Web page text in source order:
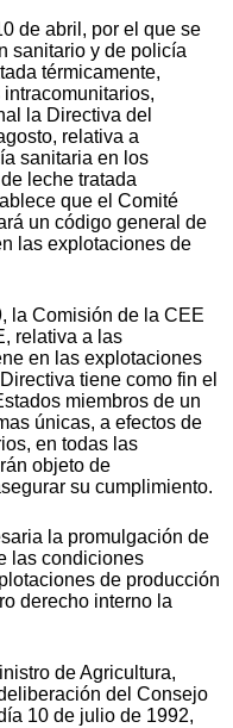
de abril, por el que se
sanitario y de policía
térmicamente,
la Directiva del
relativa a
sanitaria en los
leche tratada
que el Comité
un código general de
las explotaciones de
la Comisión de la CEE
relativa a las
en las explotaciones
tiene como fin el
miembros de un
únicas, a efectos de
en todas las
objeto de
su cumplimiento.
la promulgación de
las condiciones
de producción
derecho interno la
de Agricultura,
del Consejo
10 de julio de 1992,